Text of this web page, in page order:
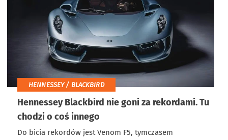
HENNESSEY / BLACKBIRD
Hennessey Blackbird nie goni za rekordami. Tu
chodzi o coś innego
Do bicia rekordów jest Venom F5, tymczasem